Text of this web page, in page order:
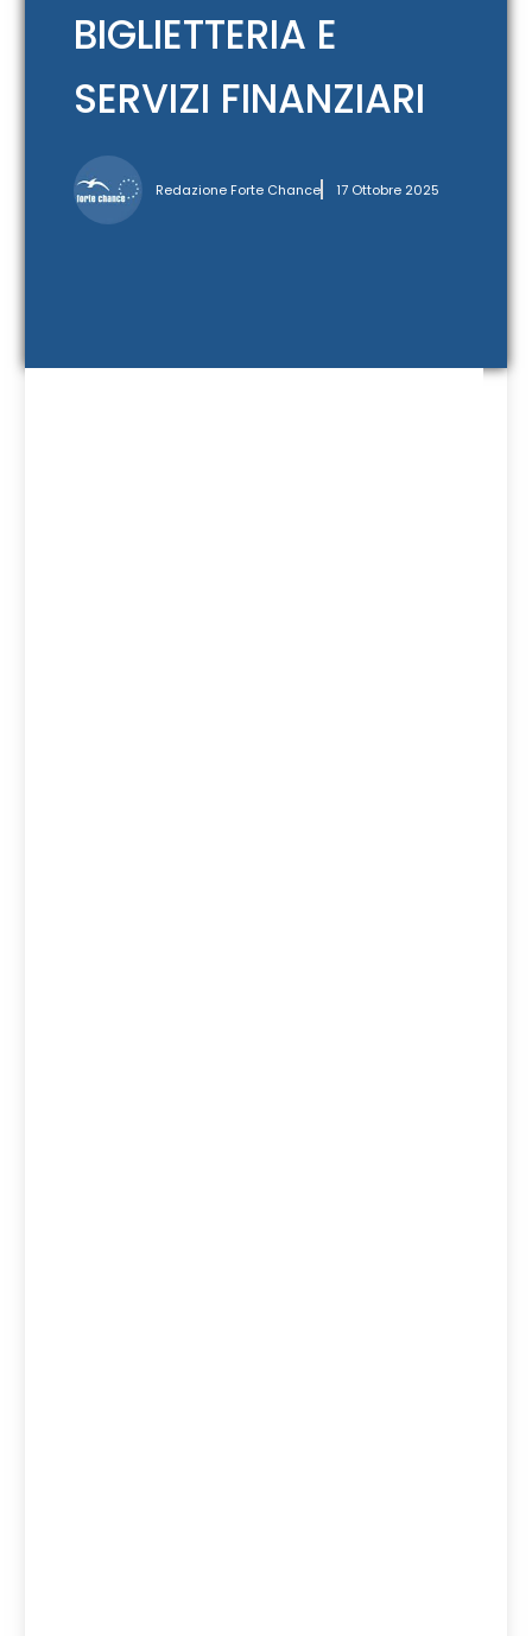
BIGLIETTERIA E
SERVIZI FINANZIARI
Redazione Forte Chance 17 Ottobre 2025